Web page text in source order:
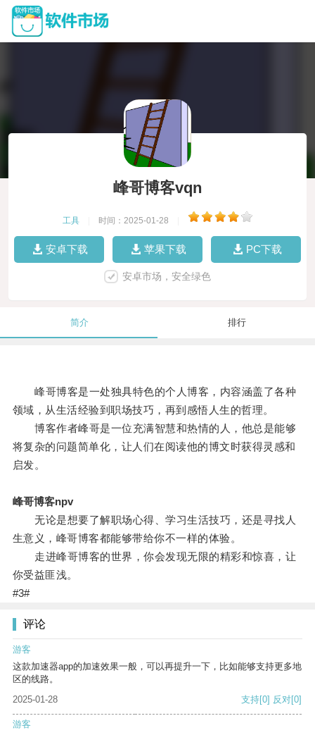
峰哥博客vqn
工具 时间：2025-01-28
安卓下载 苹果下载 PC下载
安卓市场，安全绿色
简介 排行
峰哥博客是一处独具特色的个人博客，内容涵盖了各种
领域，从生活经验到职场技巧，再到感悟人生的哲理。
博客作者峰哥是一位充满智慧和热情的人，他总是能够
将复杂的问题简单化，让人们在阅读他的博文时获得灵感和
启发。
峰哥博客npv
无论是想要了解职场心得、学习生活技巧，还是寻找人
生意义，峰哥博客都能够带给你不一样的体验。
走进峰哥博客的世界，你会发现无限的精彩和惊喜，让
你受益匪浅。
#3#
评论
游客
这款加速器app的加速效果一般，可以再提升一下，比如能够支持更多地
区的线路。
2025-01-28
支持[0] 反对[0]
游客